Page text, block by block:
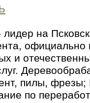
на
и
пилы,
по